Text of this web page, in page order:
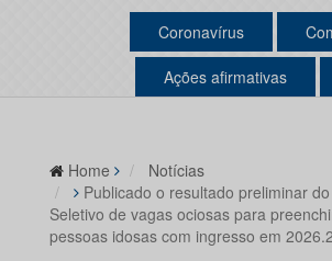
Coronavírus
Ações afirmativas
Home
Notícias
Publicado o resultado preliminar
Seletivo de vagas ociosas para
pessoas idosas com ingresso em 2026.2